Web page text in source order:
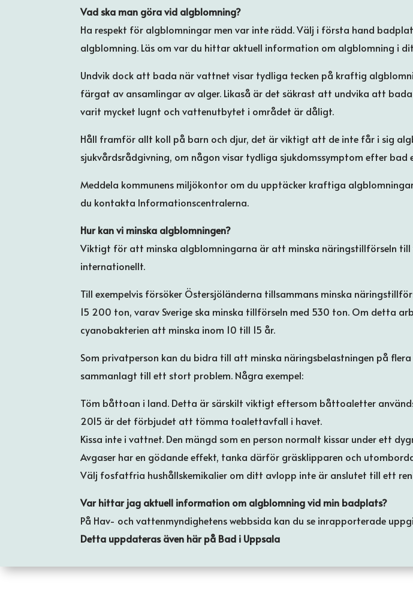
Vad ska man göra vid algblomning?
Ha respekt för algblomningar men var inte rädd. Välj i första hand
algblomning. Läs om var du hittar aktuell information om algblomning i
Undvik dock att bada när vattnet visar tydliga tecken på kraftig
färgat av ansamlingar av alger. Likaså är det säkrast att undvika att
varit mycket lugnt och vattenutbytet i området är dåligt.
Håll framför allt koll på barn och djur, det är viktigt att de inte får i sig
sjukvårdsrådgivning, om någon visar tydliga sjukdomssymptom efter
Meddela kommunens miljökontor om du upptäcker kraftiga
du kontakta Informationscentralerna.
Hur kan vi minska algblomningen?
Viktigt för att minska algblomningarna är att minska näringstillförseln
internationellt.
Till exempelvis försöker Östersjöländerna tillsammans minska
15 200 ton, varav Sverige ska minska tillförseln med 530 ton. Om detta
cyanobakterien att minska inom 10 till 15 år.
Som privatperson kan du bidra till att minska näringsbelastningen på
sammanlagt till ett stort problem. Några exempel:
Töm båttoan i land. Detta är särskilt viktigt eftersom båttoaletter
2015 är det förbjudet att tömma toalettavfall i havet.
Kissa inte i vattnet. Den mängd som en person normalt kissar under ett
Avgaser har en gödande effekt, tanka därför gräsklipparen och
Välj fosfatfria hushållskemikalier om ditt avlopp inte är anslutet till ett
Var hittar jag aktuell information om algblomning vid min badplats?
På Hav- och vattenmyndighetens webbsida kan du se inrapporterade
Detta uppdateras även här på Bad i Uppsala